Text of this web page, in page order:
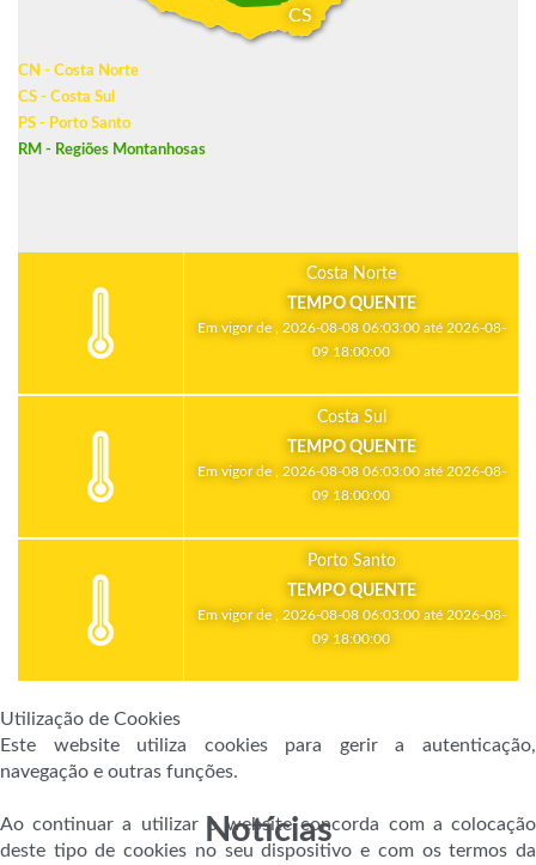
CS
CN - Costa Norte
CS - Costa Sul
PS - Porto Santo
RM - Regiões Montanhosas
Costa Norte
TEMPO QUENTE
Em vigor de , 2026-08-08 06:03:00 até 2026-08-
09 18:00:00
Costa Sul
TEMPO QUENTE
Em vigor de , 2026-08-08 06:03:00 até 2026-08-
09 18:00:00
Porto Santo
TEMPO QUENTE
Em vigor de , 2026-08-08 06:03:00 até 2026-08-
09 18:00:00
Notícias
Utilização de Cookies
Este website utiliza cookies para gerir a autenticação,
navegação e outras funções.
Ao continuar a utilizar o website concorda com a colocação
deste tipo de cookies no seu dispositivo e com os termos da